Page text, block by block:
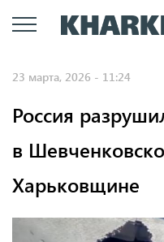
23 марта, 2026 - 11:24
Россия
в
Харьковщине